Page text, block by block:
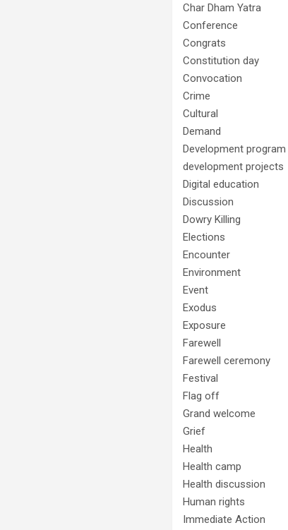
Char Dham Yatra
Conference
Congrats
Constitution day
Convocation
Crime
Cultural
Demand
Development program
development projects
Digital education
Discussion
Dowry Killing
Elections
Encounter
Environment
Event
Exodus
Exposure
Farewell
Farewell ceremony
Festival
Flag off
Grand welcome
Grief
Health
Health camp
Health discussion
Human rights
Immediate Action